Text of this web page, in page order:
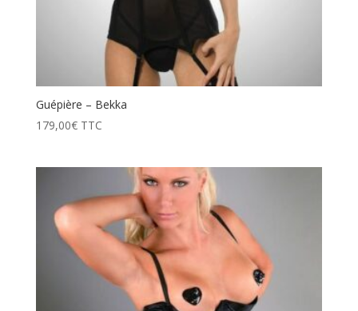
Guépière – Bekka
179,00€ TTC